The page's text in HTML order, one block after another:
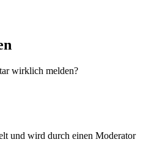
wirklich melden?
und wird durch einen Moderator